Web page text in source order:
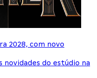
2028, com novo
novidades do estúdio na